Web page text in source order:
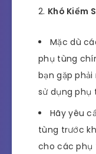
Khó Kiểm
Mặc dù
phụ tùng
bạn gặp
sử dụng phụ
Hãy yêu
tùng trước
cho các phụ